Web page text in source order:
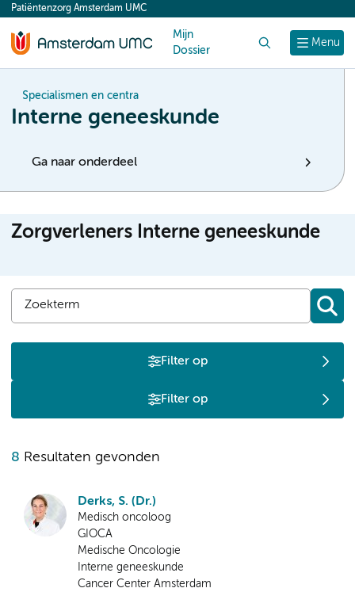
content
Menu
Patiëntenzorg Amsterdam UMC
Mijn
Dossier
Specialismen en centra
Interne geneeskunde
Ga naar onderdeel
Zorgverleners Interne geneeskunde
Filter op
Filter op
8 Resultaten gevonden
Derks, S. (Dr.)
Medisch oncoloog
GIOCA
Medische Oncologie
Interne geneeskunde
Cancer Center Amsterdam